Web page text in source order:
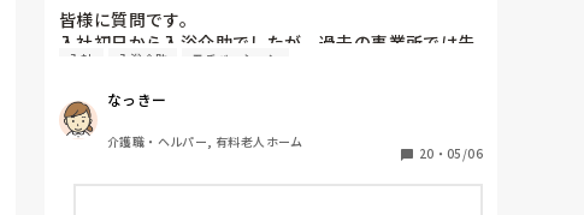
皆様に質問です。
入社初日から入浴介助でしたが、過去の事業所では先
ずは利用者さんとのコミュニケーションからでした
しかも6時間前後。
皆様の意見をお聞かせくださいませ。
入社 入浴介助 モチベーション
なっきー
介護職・ヘルパー, 有料老人ホーム
20 ・ 05/06